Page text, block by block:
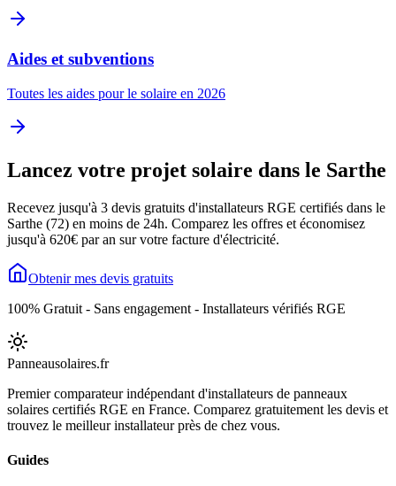
Aides et subventions
Toutes les aides pour le solaire en 2026
Lancez votre projet solaire dans le Sarthe
Recevez jusqu'à 3 devis gratuits d'installateurs RGE certifiés dans le
Sarthe (72) en moins de 24h. Comparez les offres et économisez
jusqu'à 620€ par an sur votre facture d'électricité.
Obtenir mes devis gratuits
100% Gratuit - Sans engagement - Installateurs vérifiés RGE
Panneausolaires.fr
Premier comparateur indépendant d'installateurs de panneaux
solaires certifiés RGE en France. Comparez gratuitement les devis et
trouvez le meilleur installateur près de chez vous.
Guides